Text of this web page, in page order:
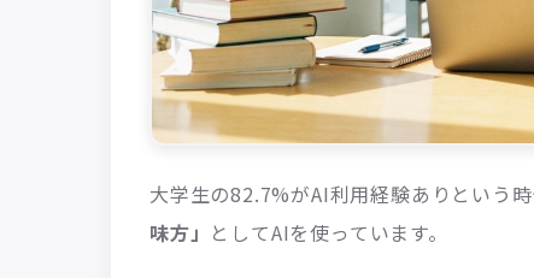
大学生の82.7%がAI利用経験ありという
味方」 としてAIを使っています。